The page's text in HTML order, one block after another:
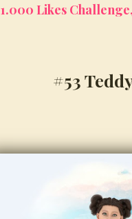
1.000 Likes
#53